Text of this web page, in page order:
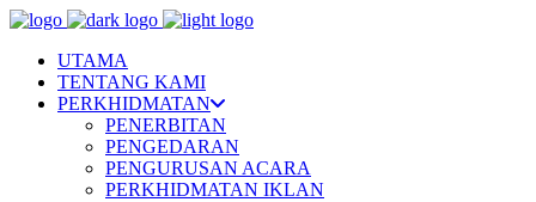
UTAMA
TENTANG KAMI
PERKHIDMATAN
PENERBITAN
PENGEDARAN
PENGURUSAN ACARA
PERKHIDMATAN IKLAN